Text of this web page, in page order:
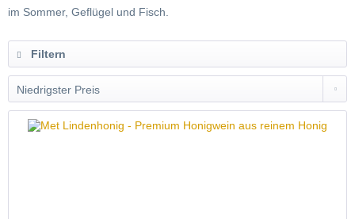
im Sommer, Geflügel und Fisch.
Filtern